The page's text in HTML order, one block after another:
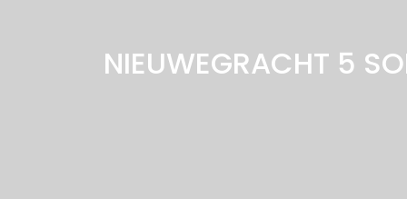
NIEUWEGRACHT 5